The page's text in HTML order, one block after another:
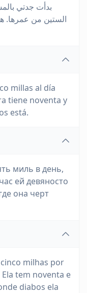
بدأت جدتي
الستين من عمرها.
millas al día
tiene noventa y
está.
миль в день,
ей девяносто
она черт
milhas por
tem noventa e
diabos ela